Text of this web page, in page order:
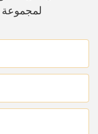
لمجموعة